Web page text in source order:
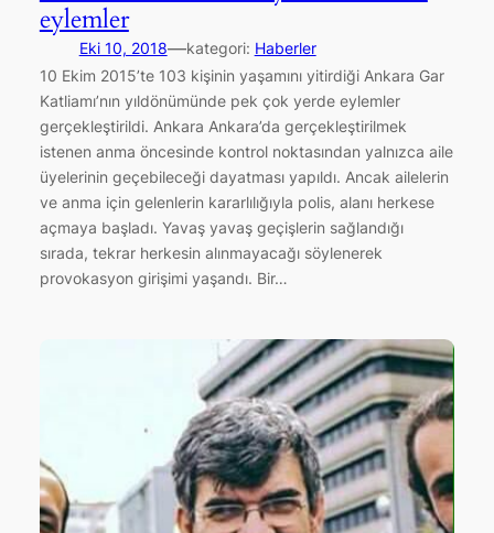
eylemler
Eki 10, 2018—kategori: Haberler
10 Ekim 2015’te 103 kişinin yaşamını yitirdiği Ankara Gar
Katliamı’nın yıldönümünde pek çok yerde eylemler
gerçekleştirildi. Ankara Ankara’da gerçekleştirilmek
istenen anma öncesinde kontrol noktasından yalnızca aile
üyelerinin geçebileceği dayatması yapıldı. Ancak ailelerin
ve anma için gelenlerin kararlılığıyla polis, alanı herkese
açmaya başladı. Yavaş yavaş geçişlerin sağlandığı
sırada, tekrar herkesin alınmayacağı söylenerek
provokasyon girişimi yaşandı. Bir…